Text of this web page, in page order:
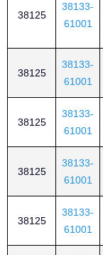
38125
38133-
61001
38125
38133-
61001
38125
38133-
61001
38125
38133-
61001
38125
38133-
61001